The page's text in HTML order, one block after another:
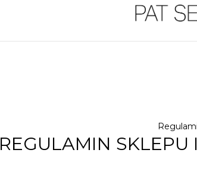
REGULAMIN